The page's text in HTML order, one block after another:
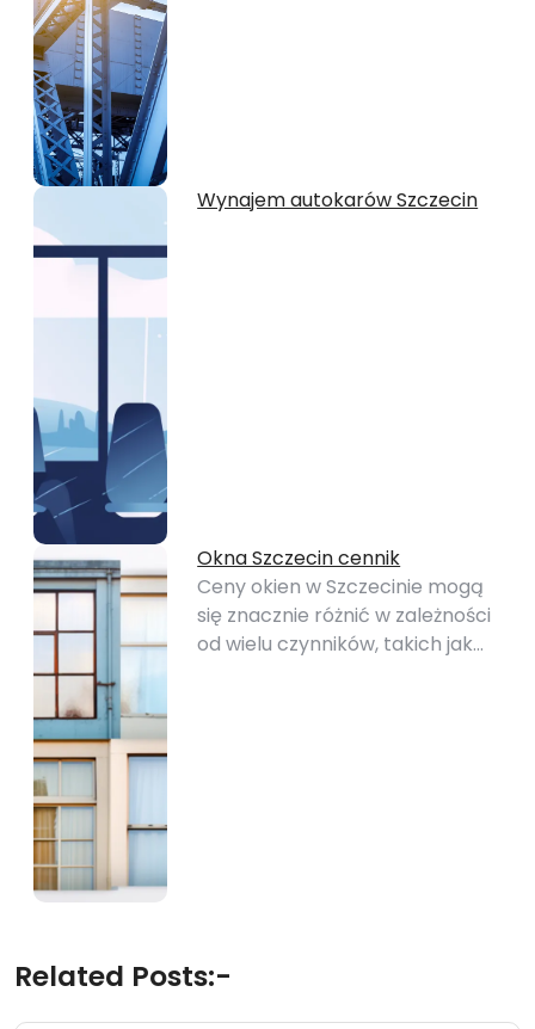
Wynajem autokarów Szczecin
Okna Szczecin cennik
Ceny okien w Szczecinie mogą
się znacznie różnić w zależności
od wielu czynników, takich jak…
Related Posts:-